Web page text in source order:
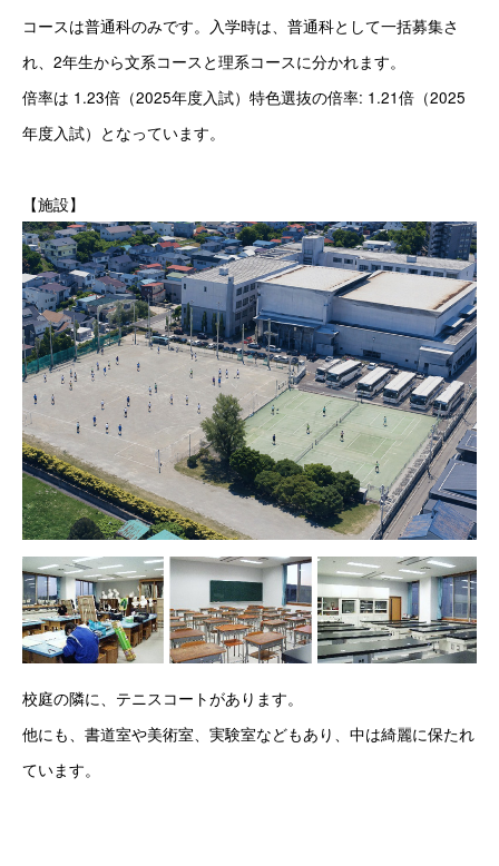
コースは普通科のみです。入学時は、普通科として一括募集さ
れ、2年生から文系コースと理系コースに分かれます。
倍率は 1.23倍（2025年度入試）特色選抜の倍率: 1.21倍（2025
年度入試）となっています。
【施設】
校庭の隣に、テニスコートがあります。
他にも、書道室や美術室、実験室などもあり、中は綺麗に保たれ
ています。